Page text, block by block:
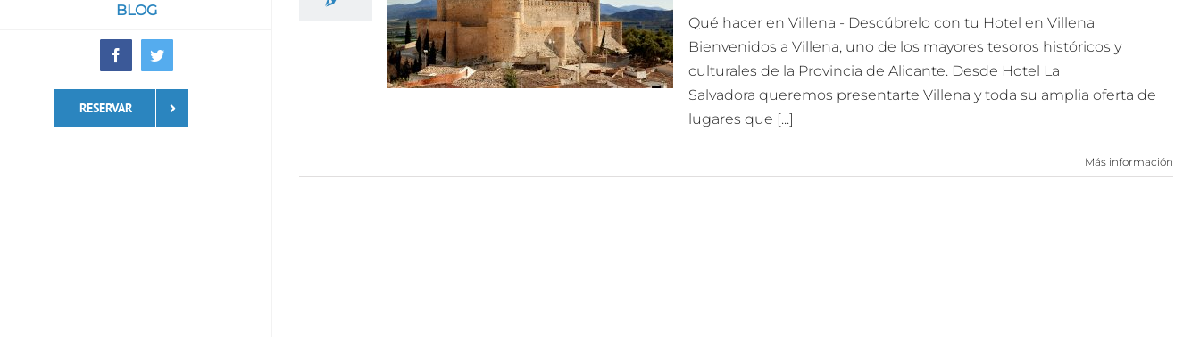
BLOG
FacebookTwitter
RESERVAR
Qué hacer en Villena - Descúbrelo con tu Hotel en Villena
Bienvenidos a Villena, uno de los mayores tesoros históricos y
culturales de la Provincia de Alicante. Desde Hotel La
Salvadora queremos presentarte Villena y toda su amplia oferta de
lugares que [...]
Más información